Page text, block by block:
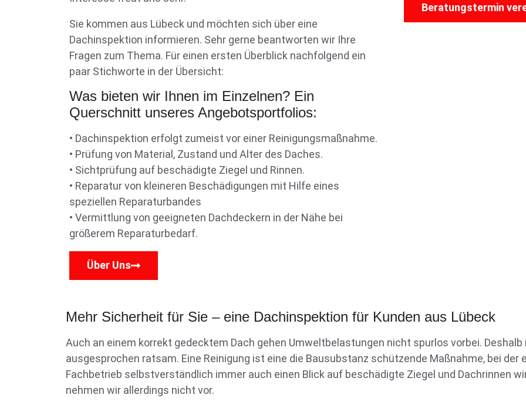
Sie kommen aus Lübeck und möchten sich über eine
Dachinspektion informieren. Sehr gerne beantworten wir Ihre
Fragen zum Thema. Für einen ersten Überblick nachfolgend ein
paar Stichworte in der Übersicht:
Was bieten wir Ihnen im Einzelnen? Ein
Querschnitt unseres Angebotsportfolios:
• Dachinspektion erfolgt zumeist vor einer Reinigungsmaßnahme.
• Prüfung von Material, Zustand und Alter des Daches.
• Sichtprüfung auf beschädigte Ziegel und Rinnen.
• Reparatur von kleineren Beschädigungen mit Hilfe eines
speziellen Reparaturbandes
• Vermittlung von geeigneten Dachdeckern in der Nähe bei
größerem Reparaturbedarf.
Über Uns
Beratungstermin
Mehr Sicherheit für Sie – eine Dachinspektion für Kunden aus Lübeck
Auch an einem korrekt gedecktem Dach gehen Umweltbelastungen nicht spurlos vorbei.
ausgesprochen ratsam. Eine Reinigung ist eine die Bausubstanz schützende Maßnahme, bei
Fachbetrieb selbstverständlich immer auch einen Blick auf beschädigte Ziegel und Dachrinnen
nehmen wir allerdings nicht vor.